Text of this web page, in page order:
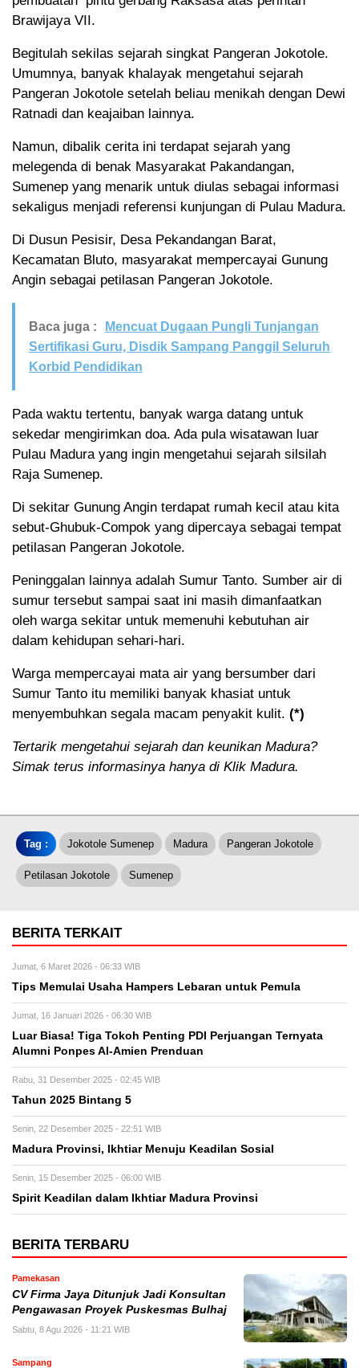
Brawijaya VII.
Begitulah sekilas sejarah singkat Pangeran Jokotole.
Umumnya, banyak khalayak mengetahui sejarah
Pangeran Jokotole setelah beliau menikah dengan Dewi
Ratnadi dan keajaiban lainnya.
Namun, dibalik cerita ini terdapat sejarah yang
melegenda di benak Masyarakat Pakandangan,
Sumenep yang menarik untuk diulas sebagai informasi
sekaligus menjadi referensi kunjungan di Pulau Madura.
Di Dusun Pesisir, Desa Pekandangan Barat,
Kecamatan Bluto, masyarakat mempercayai Gunung
Angin sebagai petilasan Pangeran Jokotole.
Baca juga :
Mencuat Dugaan Pungli Tunjangan
Sertifikasi Guru, Disdik Sampang Panggil Seluruh
Korbid Pendidikan
Pada waktu tertentu, banyak warga datang untuk
sekedar mengirimkan doa. Ada pula wisatawan luar
Pulau Madura yang ingin mengetahui sejarah silsilah
Raja Sumenep.
Di sekitar Gunung Angin terdapat rumah kecil atau kita
sebut-Ghubuk-Compok yang dipercaya sebagai tempat
petilasan Pangeran Jokotole.
Peninggalan lainnya adalah Sumur Tanto. Sumber air di
sumur tersebut sampai saat ini masih dimanfaatkan
oleh warga sekitar untuk memenuhi kebutuhan air
dalam kehidupan sehari-hari.
Warga mempercayai mata air yang bersumber dari
Sumur Tanto itu memiliki banyak khasiat untuk
menyembuhkan segala macam penyakit kulit. (*)
Tertarik mengetahui sejarah dan keunikan Madura?
Simak terus informasinya hanya di Klik Madura.
Tag : Jokotole Sumenep Madura Pangeran Jokotole
Petilasan Jokotole Sumenep
BERITA TERKAIT
Jumat, 6 Maret 2026 - 06:33 WIB
Tips Memulai Usaha Hampers Lebaran untuk Pemula
Jumat, 16 Januari 2026 - 06:30 WIB
Luar Biasa! Tiga Tokoh Penting PDI Perjuangan Ternyata
Alumni Ponpes Al-Amien Prenduan
Rabu, 31 Desember 2025 - 02:45 WIB
Tahun 2025 Bintang 5
Senin, 22 Desember 2025 - 22:51 WIB
Madura Provinsi, Ikhtiar Menuju Keadilan Sosial
Senin, 15 Desember 2025 - 06:00 WIB
Spirit Keadilan dalam Ikhtiar Madura Provinsi
BERITA TERBARU
Pamekasan
CV Firma Jaya Ditunjuk Jadi Konsultan
Pengawasan Proyek Puskesmas Bulhaj
Sabtu, 8 Agu 2026 - 11:21 WIB
Sampang